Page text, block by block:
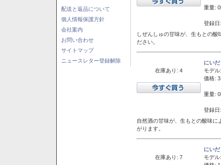
配送と返品について
個人情報保護方針
会社案内
お問い合わせ
サイトマップ
ニュースレター登録解除
重量:
登録
しぜんしゅの甘味が、生もとの
ださい。
在庫あり: 4
にい
モデル:
価格:
重量:
登録
自然酒の甘味が、生もとの酸味
がります。
在庫あり: 7
にい
モデル: